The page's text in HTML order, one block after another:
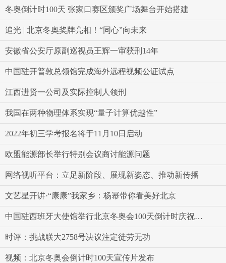
冬奥倒计时100天 张家口赛区颁奖广场舞台开始搭建
追光 | 北京冬奥奖牌亮相！“同心”向未来
安徽省公安厅原副巡视员王辉一审获刑14年
中国驻开普敦总领馆完成海外远程视频公证试点
江西进贤一公司及实际控制人领刑
我国在两种物理体系实现“量子计算优越性”
2022年初三学考报名将于11月10日启动
欧盟能源部长举行特别会议商讨能源问题
网络视听平台：立足新阶段、展现新姿态、推动新传播
文艺星开讲·“康康”我家乡：杨幂带你看美好北京
中国驻西班牙大使馆举行北京冬奥会100天倒计时庆祝活动
时评：挑战联大2758号决议注定徒劳无功
视频：北京冬奥会倒计时100天宣传片发布